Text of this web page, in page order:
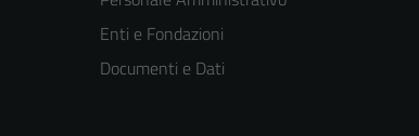
Enti e Fondazioni
Documenti e Dati